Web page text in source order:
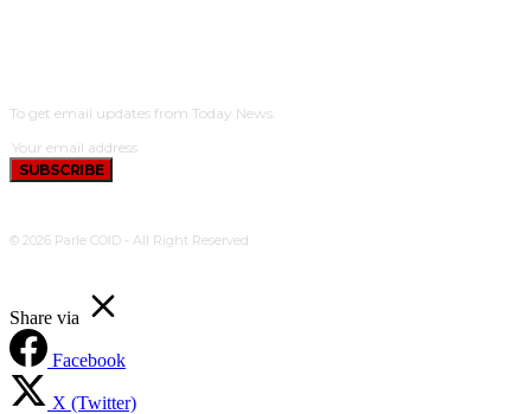
To get email updates from Today News.
SUBSCRIBE
© 2026 Parle COID - All Right Reserved
Share via
Facebook
X (Twitter)